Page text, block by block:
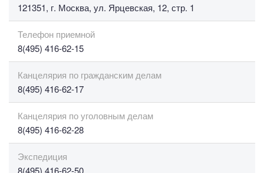
121351, г. Москва, ул. Ярцевская, 12, стр. 1
Телефон приемной
8(495) 416-62-15
Канцелярия по гражданским делам
8(495) 416-62-17
Канцелярия по уголовным делам
8(495) 416-62-28
Экспедиция
8(495) 416-62-50